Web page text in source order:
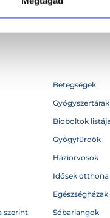
szerint
Betegségek
Bioboltok
Gyógyfürdők
Háziorvosok
Idősek otthona
Egészségházak
Sóbarlangok